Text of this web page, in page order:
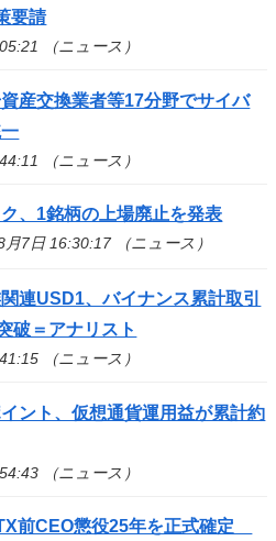
要請
（ニュース）
産交換業者等17分野でサイバ
（ニュース）
、1銘柄の上場廃止を発表
7日 16:30:17 （ニュース）
連USD1、バイナンス累計取引
破＝アナリスト
（ニュース）
ント、仮想通貨運用益が累計約
（ニュース）
前CEO懲役25年を正式確定